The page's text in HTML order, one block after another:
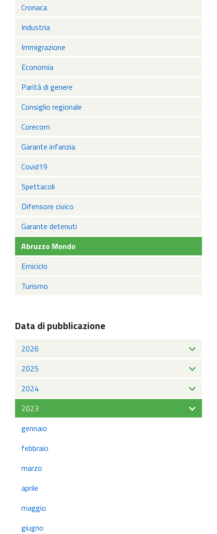
Cronaca
Industria
Immigrazione
Economia
Parità di genere
Consiglio regionale
Corecom
Garante infanzia
Covid19
Spettacoli
Difensore civico
Garante detenuti
Abruzzo Mondo
Emiciclo
Turismo
Data di pubblicazione
2026
2025
2024
2023
gennaio
febbraio
marzo
aprile
maggio
giugno